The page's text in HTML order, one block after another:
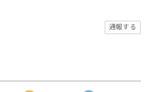
通報する